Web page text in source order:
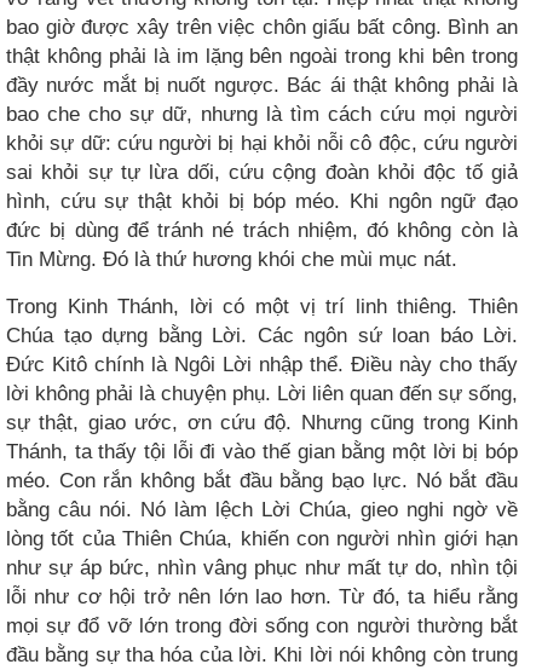
bao giờ được xây trên việc chôn giấu bất công. Bình an
thật không phải là im lặng bên ngoài trong khi bên trong
đầy nước mắt bị nuốt ngược. Bác ái thật không phải là
bao che cho sự dữ, nhưng là tìm cách cứu mọi người
khỏi sự dữ: cứu người bị hại khỏi nỗi cô độc, cứu người
sai khỏi sự tự lừa dối, cứu cộng đoàn khỏi độc tố giả
hình, cứu sự thật khỏi bị bóp méo. Khi ngôn ngữ đạo
đức bị dùng để tránh né trách nhiệm, đó không còn là
Tin Mừng. Đó là thứ hương khói che mùi mục nát.
Trong Kinh Thánh, lời có một vị trí linh thiêng. Thiên
Chúa tạo dựng bằng Lời. Các ngôn sứ loan báo Lời.
Đức Kitô chính là Ngôi Lời nhập thể. Điều này cho thấy
lời không phải là chuyện phụ. Lời liên quan đến sự sống,
sự thật, giao ước, ơn cứu độ. Nhưng cũng trong Kinh
Thánh, ta thấy tội lỗi đi vào thế gian bằng một lời bị bóp
méo. Con rắn không bắt đầu bằng bạo lực. Nó bắt đầu
bằng câu nói. Nó làm lệch Lời Chúa, gieo nghi ngờ về
lòng tốt của Thiên Chúa, khiến con người nhìn giới hạn
như sự áp bức, nhìn vâng phục như mất tự do, nhìn tội
lỗi như cơ hội trở nên lớn lao hơn. Từ đó, ta hiểu rằng
mọi sự đổ vỡ lớn trong đời sống con người thường bắt
đầu bằng sự tha hóa của lời. Khi lời nói không còn trung